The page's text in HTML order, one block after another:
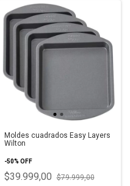
Moldes cuadrados Easy Layers
Wilton
-50% OFF
$39.999,00
$79.999,00